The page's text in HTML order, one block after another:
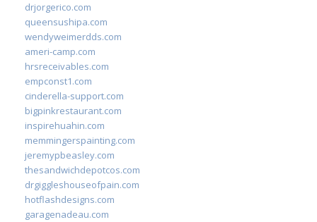
drjorgerico.com
queensushipa.com
wendyweimerdds.com
ameri-camp.com
hrsreceivables.com
empconst1.com
cinderella-support.com
bigpinkrestaurant.com
inspirehuahin.com
memmingerspainting.com
jeremypbeasley.com
thesandwichdepotcos.com
drgiggleshouseofpain.com
hotflashdesigns.com
garagenadeau.com